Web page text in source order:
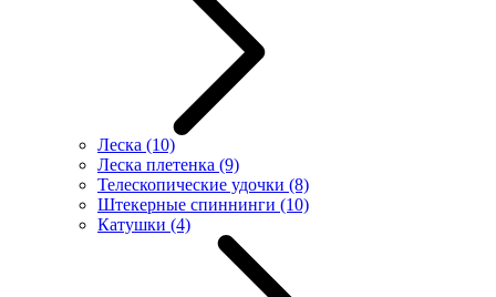
Леска (10)
Леска плетенка (9)
Телескопические удочки (8)
Штекерные спиннинги (10)
Катушки (4)